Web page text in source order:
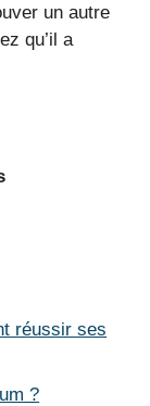
un autre
qu’il a
réussir ses
?